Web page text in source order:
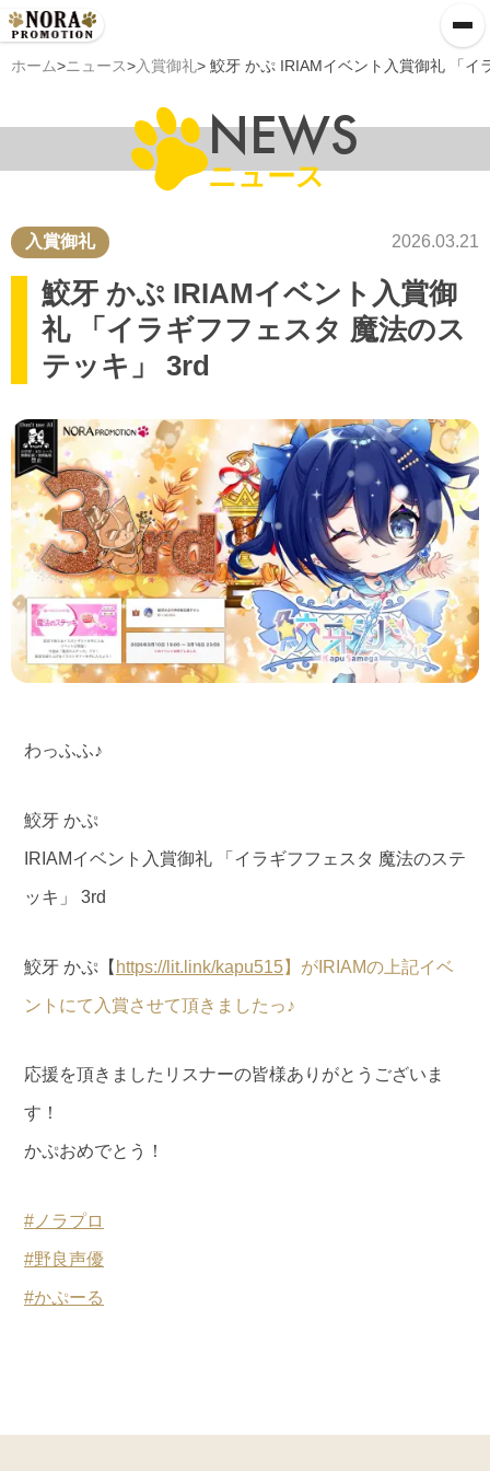
ホーム>ニュース>入賞御礼> 鮫牙 かぷ IRIAMイベント入賞御礼 「イ
NEWS
ニュース
入賞御礼 2026.03.21
鮫牙 かぷ IRIAMイベント入賞御
礼 「イラギフフェスタ 魔法のス
テッキ」 3rd
わっふふ♪
鮫牙 かぷ
IRIAMイベント入賞御礼 「イラギフフェスタ 魔法のステ
ッキ」 3rd
鮫牙 かぷ【 https://lit.link/kapu515】がIRIAMの上記イベ
ントにて入賞させて頂きましたっ♪
応援を頂きましたリスナーの皆様ありがとうございま
す！
かぷおめでとう！
#ノラプロ
#野良声優
#かぷーる